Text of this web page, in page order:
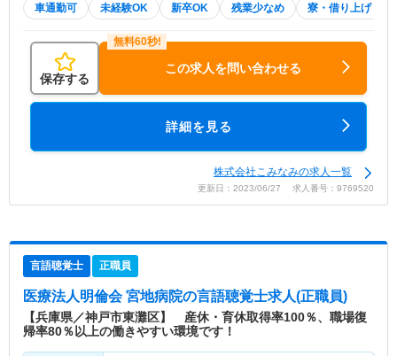
車通勤可 未経験OK 新卒OK 残業少なめ 寮・借り上げ
保存する
この求人を問い合わせる
詳細を見る
株式会社こみなみの求人一覧
更新日：2023/06/27 求人番号：9769520
言語聴覚士 正職員
医療法人明倫会 宮地病院の言語聴覚士求人(正職員)
【兵庫県／神戸市東灘区】 産休・育休取得率100％、職場復
帰率80％以上の働きやすい環境です！